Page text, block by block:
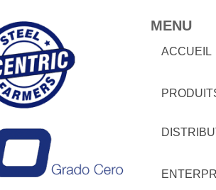
MENU
ACCUEIL